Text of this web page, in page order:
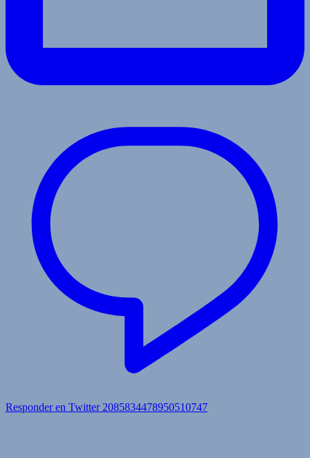
Responder en Twitter 2085834478950510747